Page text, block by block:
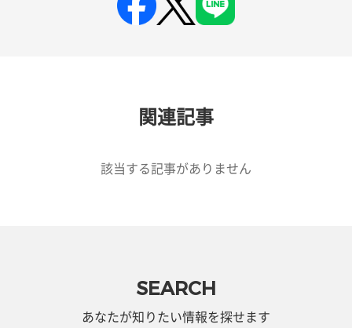
関連記事
該当する記事がありません
SEARCH
あなたが知りたい情報を探せます